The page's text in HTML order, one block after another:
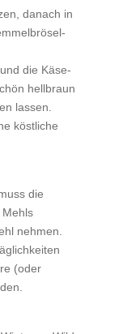
danach in
die Käse-
hellbraun
lassen.
köstliche
die
nehmen.
(oder